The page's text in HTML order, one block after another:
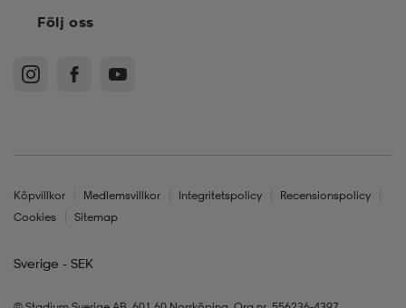
Följ oss
Köpvillkor Medlemsvillkor Integritetspolicy
Recensionspolicy
Cookies
Sitemap
Sverige - SEK